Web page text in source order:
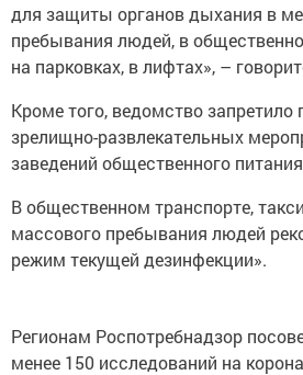
для защиты органов дыхания в
пребывания людей, в
на парковках, в лифтах», –
Кроме того, ведомство запретило
зрелищно-развлекательных
заведений общественного
В общественном транспорте,
массового пребывания людей
режим текущей дезинфекции».
Регионам Роспотребнадзор
менее 150 исследований на